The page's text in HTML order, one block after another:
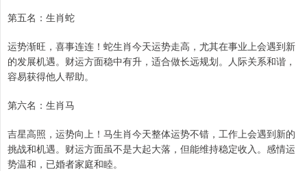
第五名：生肖蛇
运势渐旺，喜事连连！蛇生肖今天运势走高，尤其在事业上会遇到新
的发展机遇。财运方面稳中有升，适合做长远规划。人际关系和谐，
容易获得他人帮助。
第六名：生肖马
吉星高照，运势向上！马生肖今天整体运势不错，工作上会遇到新的
挑战和机遇。财运方面虽不是大起大落，但能维持稳定收入。感情运
势温和，已婚者家庭和睦。